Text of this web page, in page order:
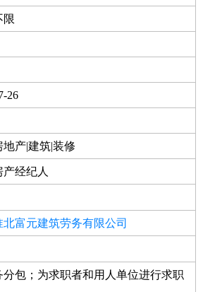
限
26
地产|建筑|装修
地产
产经纪人
北富元建筑劳务有限公司
包；为求职者和用人单位进行求职